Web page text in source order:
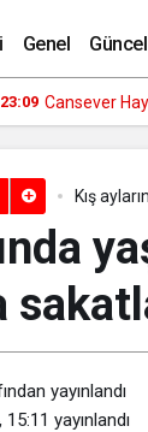
Genel Güncel
23:09 Cansever
Kış
yayınlandı
15:11 yayınlandı
takviyesi